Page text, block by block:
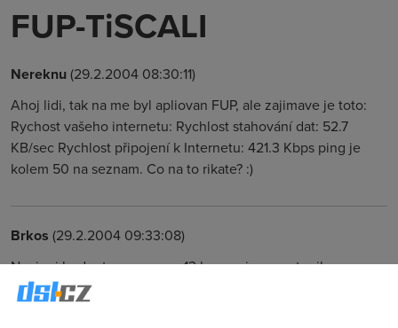
FUP-TiSCALI
Nereknu(29.2.2004 08:30:11)
Ahoj lidi, tak na me byl apliovan FUP, ale zajimave je toto:
Rychost vašeho internetu: Rychlost stahování dat: 52.7
KB/sec Rychlost připojení k Internetu: 421.3 Kbps ping je
kolem 50 na seznam. Co na to rikate? :)
Brkos (29.2.2004 09:33:08)
Napis si hodnoty namerene 13 h a napis co na to rikas.